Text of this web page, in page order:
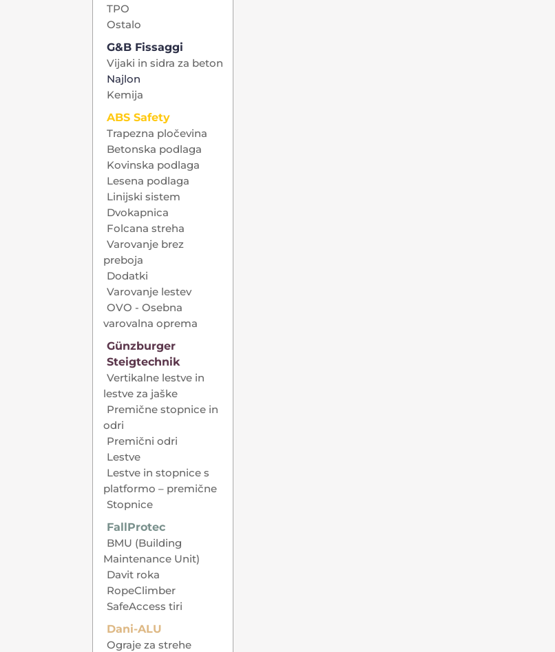
TPO
Ostalo
G&B Fissaggi
Vijaki in sidra za beton
Najlon
Kemija
ABS Safety
Trapezna pločevina
Betonska podlaga
Kovinska podlaga
Lesena podlaga
Linijski sistem
Dvokapnica
Folcana streha
Varovanje brez
preboja
Dodatki
Varovanje lestev
OVO - Osebna
varovalna oprema
Günzburger
Steigtechnik
Vertikalne lestve in
lestve za jaške
Premične stopnice in
odri
Premični odri
Lestve
Lestve in stopnice s
platformo – premične
Stopnice
FallProtec
BMU (Building
Maintenance Unit)
Davit roka
RopeClimber
SafeAccess tiri
Dani-ALU
Ograje za strehe